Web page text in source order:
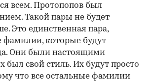
всем. Протопопов был
Такой пары не будет
Это единственная пара,
фамилии, которые будут
Они были настоящими
был свой стиль. Их будут просто
что все остальные фамилии